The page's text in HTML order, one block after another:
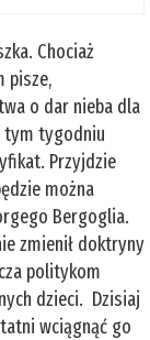
Chociaż
pisze,
o dar nieba dla
tym tygodniu
Przyjdzie
można
Bergoglia.
zmienił doktryny
politykom
dzieci. Dzisiaj
wciągnąć go